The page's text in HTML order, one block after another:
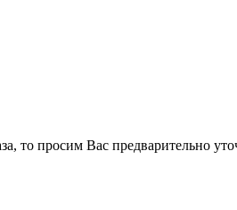
то просим Вас предварительно